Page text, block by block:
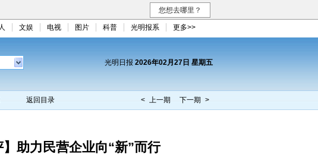
您想去哪里？
文娱 电视 图片 科普 光明报系 更多>>
光明日报 2026年02月27日 星期五
返回目录 < 上一期 下一期 >
】助力民营企业向“新”而行